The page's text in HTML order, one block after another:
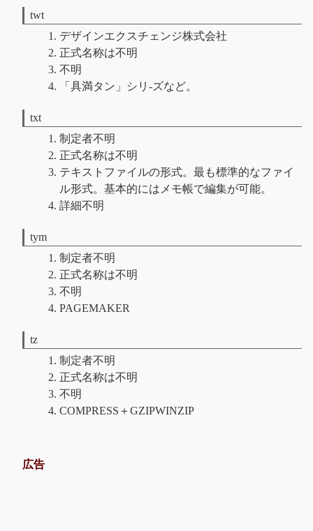
twt
デザインエクスチェンジ株式会社
正式名称は不明
不明
「具満タン」シリ-ズなど。
txt
制定者不明
正式名称は不明
テキストファイルの形式。最も標準的なファイ
ル形式。基本的にはメモ帳で編集が可能。
詳細不明
tym
制定者不明
正式名称は不明
不明
PAGEMAKER
tz
制定者不明
正式名称は不明
不明
COMPRESS＋GZIPWINZIP
広告